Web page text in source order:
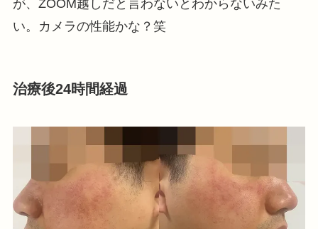
が、ZOOM越しだと言わないとわからないみた
い。カメラの性能かな？笑
治療後24時間経過